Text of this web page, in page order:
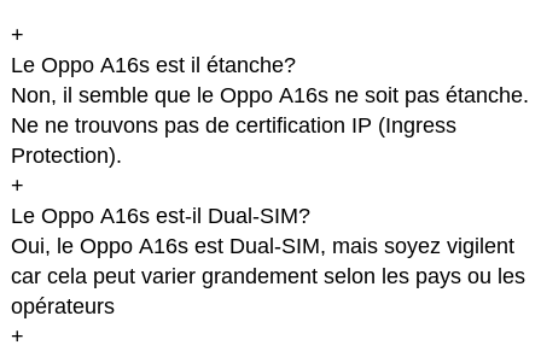
+
Le Oppo A16s est il étanche?
Non, il semble que le Oppo A16s ne soit pas étanche.
Ne ne trouvons pas de certification IP (Ingress
Protection).
+
Le Oppo A16s est-il Dual-SIM?
Oui, le Oppo A16s est Dual-SIM, mais soyez vigilent
car cela peut varier grandement selon les pays ou les
opérateurs
+